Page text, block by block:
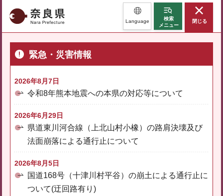
奈良県 Language
検索
メニュー
閉じる
緊急・災害情報
2026年8月7日
令和8年熊本地震への本県の対応等について
2026年6月29日
県道東川河合線（上北山村小橡）の路肩決壊及び
法面崩落による通行止について
2026年8月5日
国道168号（十津川村平谷）の崩土による通行止に
ついて(迂回路有り)